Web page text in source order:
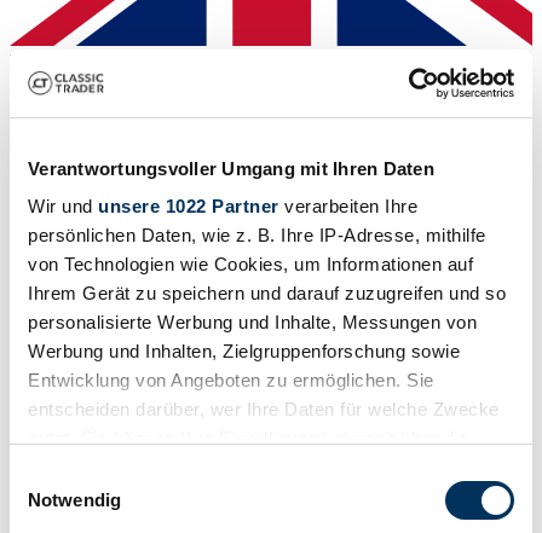
Verantwortungsvoller Umgang mit Ihren Daten
Wir und unsere 1022 Partner verarbeiten Ihre
persönlichen Daten, wie z. B. Ihre IP-Adresse, mithilfe
von Technologien wie Cookies, um Informationen auf
Ihrem Gerät zu speichern und darauf zuzugreifen und so
personalisierte Werbung und Inhalte, Messungen von
Werbung und Inhalten, Zielgruppenforschung sowie
Entwicklung von Angeboten zu ermöglichen. Sie
entscheiden darüber, wer Ihre Daten für welche Zwecke
Trigger Symbol ändern oder widerrufen
Notwendig
Händler
Abgelaufenes Inserat